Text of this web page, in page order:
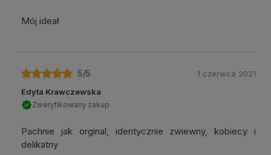
Mój ideał
5/5
Edyta Krawczewska
Zweryfikowany zakup
Pachnie jak orginal, identycznie zwiewny, kobiecy i
delikatny
1 czerwca 2021